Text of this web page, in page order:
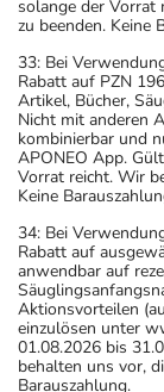
solange der Vorrat
zu beenden. Keine
33: Bei
Rabatt auf PZN
Artikel, Bücher,
Nicht mit anderen
kombinierbar und
APONEO App.
Vorrat reicht. Wir
Keine
34: Bei
Rabatt auf
anwendbar auf
Aktionsvorteilen
einzulösen unter
01.08.2026 bis
behalten uns vor,
Barauszahlung.